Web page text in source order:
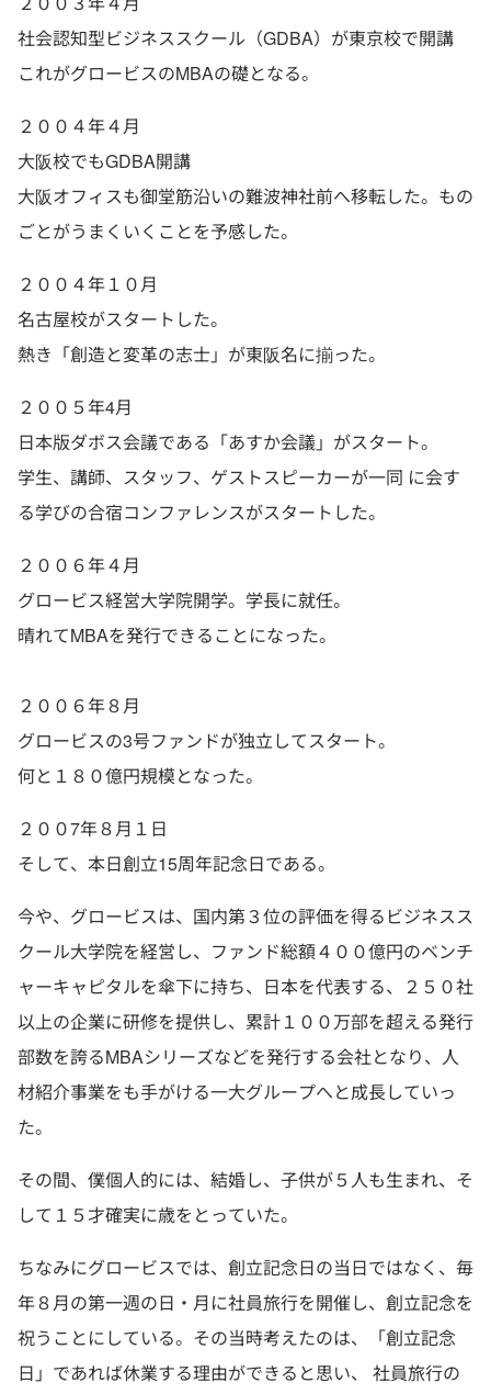
社会認知型ビジネススクール（GDBA）が東京校で開講
これがグロービスのMBAの礎となる。
２００４年４月
大阪校でもGDBA開講
大阪オフィスも御堂筋沿いの難波神社前へ移転した。もの
ごとがうまくいくことを予感した。
２００４年１０月
名古屋校がスタートした。
熱き「創造と変革の志士」が東阪名に揃った。
２００５年4月
日本版ダボス会議である「あすか会議」がスタート。
学生、講師、スタッフ、ゲストスピーカーが一同 に会す
る学びの合宿コンファレンスがスタートした。
２００６年４月
グロービス経営大学院開学。学長に就任。
晴れてMBAを発行できることになった。
２００６年８月
グロービスの3号ファンドが独立してスタート。
何と１８０億円規模となった。
２００7年８月１日
そして、本日創立15周年記念日である。
今や、グロービスは、国内第３位の評価を得るビジネスス
クール大学院を経営し、ファンド総額４００億円のベンチ
ャーキャピタルを傘下に持ち、日本を代表する、２５０社
以上の企業に研修を提供し、累計１００万部を超える発行
部数を誇るMBAシリーズなどを発行する会社となり、人
材紹介事業をも手がける一大グループへと成長していっ
た。
その間、僕個人的には、結婚し、子供が５人も生まれ、そ
して１５才確実に歳をとっていた。
ちなみにグロービスでは、創立記念日の当日ではなく、毎
年８月の第一週の日・月に社員旅行を開催し、創立記念を
祝うことにしている。その当時考えたのは、「創立記念
日」であれば休業する理由ができると思い、 社員旅行の